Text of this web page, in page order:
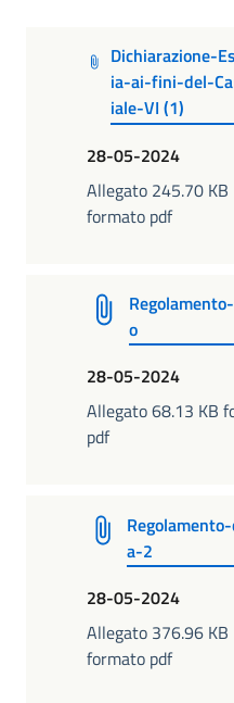
Dichiarazione-
ia-ai-fini-del-
iale-VI (1)
28-05-2024
Allegato 245.70 KB
formato pdf
o
28-05-2024
Allegato 68.13 KB
pdf
a-2
28-05-2024
Allegato 376.96 KB
formato pdf